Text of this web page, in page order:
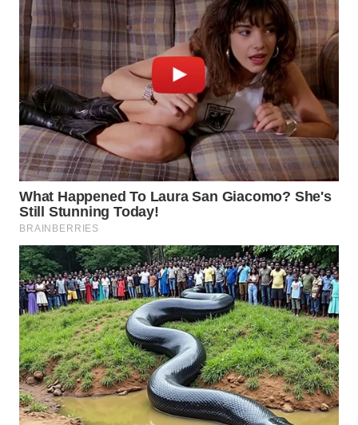
WAHANA
TRAVEL
WAHANA
TV
WAHANANEWS
ID
WAHANANEWS
CO ID
WAHANANEWS
NET
WAHANA
SPORT
WAHANA
UMKM